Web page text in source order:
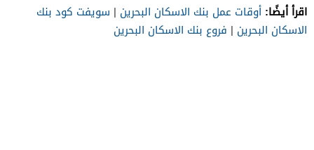
اقرأ أيضًا: أوقات عمل بنك الاسكان البحرين | سويفت كود بنك
الاسكان البحرين | فروع بنك الاسكان البحرين